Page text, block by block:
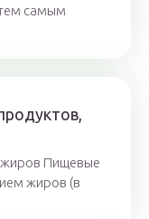
самым
Пищевые
жиров (в